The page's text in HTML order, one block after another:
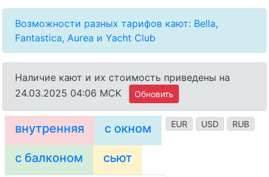
Возможности разных тарифов кают: Bella,
Fantastica, Aurea и Yacht Club
Наличие кают и их стоимость приведены на
24.03.2025 04:06 MCK
Обновить
EUR USD RUB
внутренняя с окном
с балконом сьют